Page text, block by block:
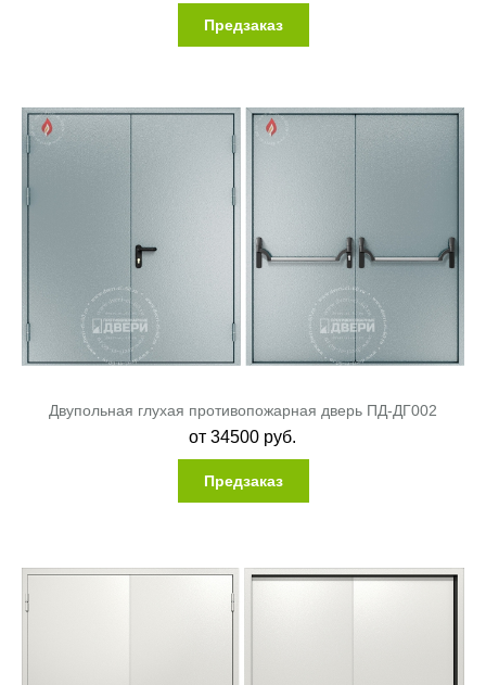
Предзаказ
Двупольная глухая противопожарная дверь ПД-ДГ002
от34500 руб.
Предзаказ